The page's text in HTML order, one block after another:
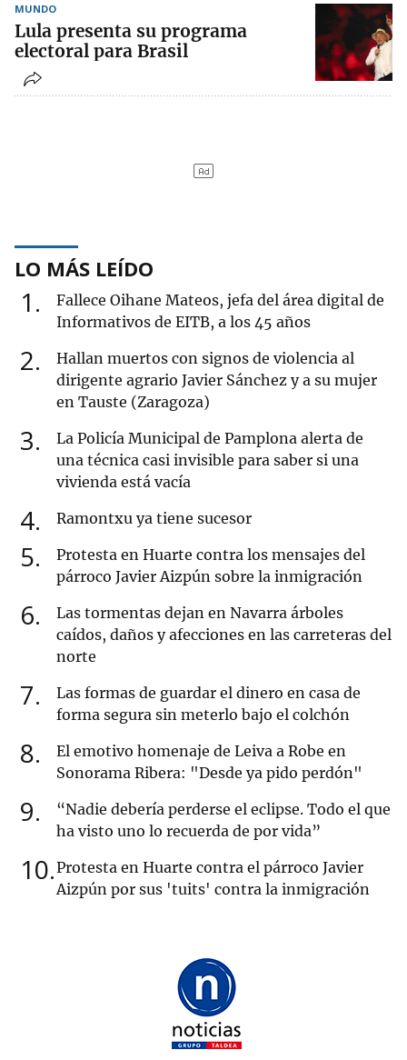
MUNDO
Lula presenta su programa
electoral para Brasil
LO MÁS LEÍDO
1
Fallece Oihane Mateos, jefa del área digital de
Informativos de EITB, a los 45 años
2
Hallan muertos con signos de violencia al
dirigente agrario Javier Sánchez y a su mujer
en Tauste (Zaragoza)
3
La Policía Municipal de Pamplona alerta de
una técnica casi invisible para saber si una
vivienda está vacía
4 Ramontxu ya tiene sucesor
5
Protesta en Huarte contra los mensajes del
párroco Javier Aizpún sobre la inmigración
6
Las tormentas dejan en Navarra árboles
caídos, daños y afecciones en las carreteras del
norte
7
Las formas de guardar el dinero en casa de
forma segura sin meterlo bajo el colchón
8
El emotivo homenaje de Leiva a Robe en
Sonorama Ribera: "Desde ya pido perdón"
9
“Nadie debería perderse el eclipse. Todo el que
ha visto uno lo recuerda de por vida”
10 Protesta en Huarte contra el párroco Javier
Aizpún por sus 'tuits' contra la inmigración